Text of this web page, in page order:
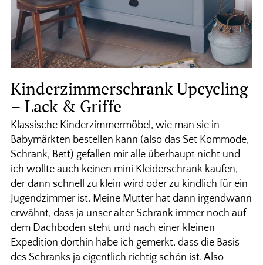
Kinderzimmerschrank Upcycling
– Lack & Griffe
Klassische Kinderzimmermöbel, wie man sie in
Babymärkten bestellen kann (also das Set Kommode,
Schrank, Bett) gefallen mir alle überhaupt nicht und
ich wollte auch keinen mini Kleiderschrank kaufen,
der dann schnell zu klein wird oder zu kindlich für ein
Jugendzimmer ist. Meine Mutter hat dann irgendwann
erwähnt, dass ja unser alter Schrank immer noch auf
dem Dachboden steht und nach einer kleinen
Expedition dorthin habe ich gemerkt, dass die Basis
des Schranks ja eigentlich richtig schön ist. Also